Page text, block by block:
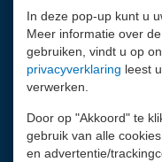
In deze pop-up kunt u
Meer informatie over
gebruiken, vindt u op
privacyverklaring leest
verwerken.
Door op "Akkoord" te
gebruik van alle
en advertentie/
010 - 2 888 000
Contactpagina
Facebook
LinkedIn
Youtube